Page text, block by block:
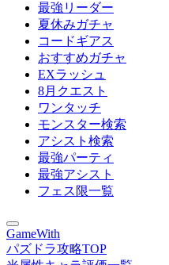
最強リーダー
夏休みガチャ
コードギアス
おすすめガチャ
EXラッシュ
8月クエスト
ワンタッチ
モンスター検索
アシスト検索
最強パーティ
最強アシスト
フェス限一覧
GameWith
パズドラ攻略TOP